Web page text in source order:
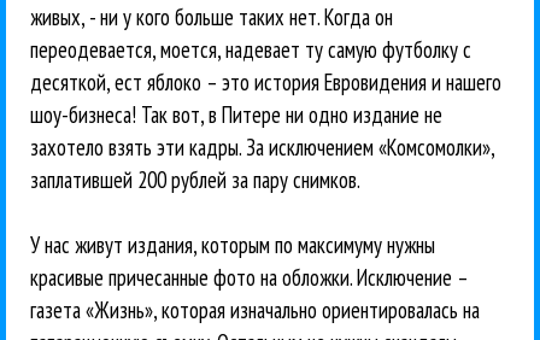
живых, - ни у кого больше таких нет. Когда он
переодевается, моется, надевает ту самую футболку с
десяткой, ест яблоко – это история Евровидения и нашего
шоу-бизнеса! Так вот, в Питере ни одно издание не
захотело взять эти кадры. За исключением «Комсомолки»,
заплатившей 200 рублей за пару снимков.
У нас живут издания, которым по максимуму нужны
красивые причесанные фото на обложки. Исключение –
газета «Жизнь», которая изначально ориентировалась на